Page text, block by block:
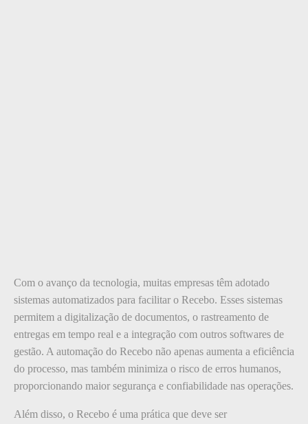
Com o avanço da tecnologia, muitas empresas têm adotado
sistemas automatizados para facilitar o Recebo. Esses sistemas
permitem a digitalização de documentos, o rastreamento de
entregas em tempo real e a integração com outros softwares de
gestão. A automação do Recebo não apenas aumenta a eficiência
do processo, mas também minimiza o risco de erros humanos,
proporcionando maior segurança e confiabilidade nas operações.
Além disso, o Recebo é uma prática que deve ser